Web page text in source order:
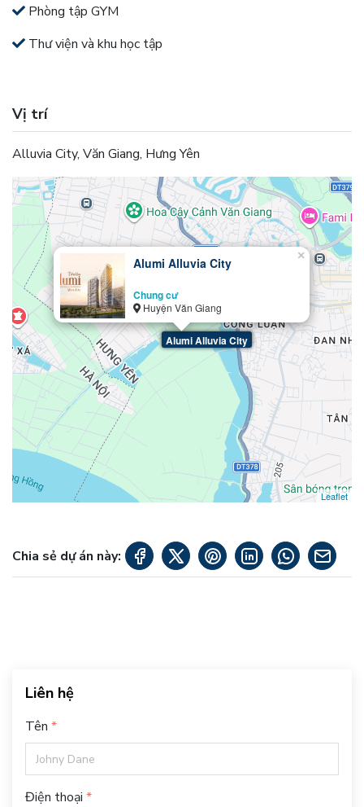
Phòng tập GYM
Thư viện và khu học tập
Vị trí
Alluvia City, Văn Giang, Hưng Yên
Alumi Alluvia City
Alumi Alluvia City
Chung cư
Huyện Văn Giang
×
Leaflet
Chia sẻ dự án này:
Liên hệ
Tên
Điện thoại